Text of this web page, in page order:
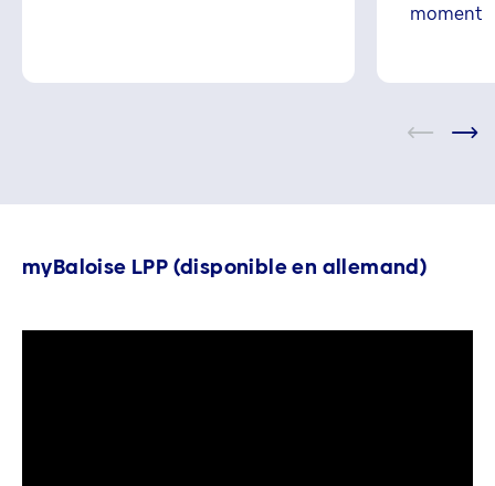
moment
myBaloise LPP (disponible en allemand)